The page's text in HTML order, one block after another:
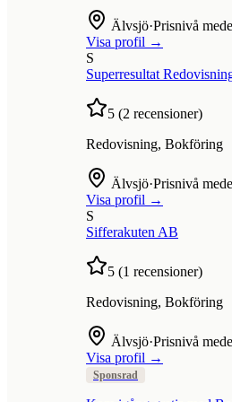
Älvsjö·Prisnivå
Visa profil →
S
Superresultat
5 (2 recensioner)
Redovisning, Bokföring
Älvsjö·Prisnivå
Visa profil →
S
Sifferakuten AB
5 (1 recensioner)
Redovisning, Bokföring
Älvsjö·Prisnivå
Visa profil →
Sponsrad